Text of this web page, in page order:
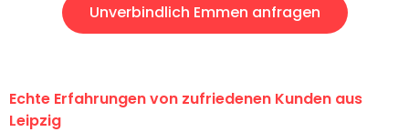
Unverbindlich Emmen anfragen
Echte Erfahrungen von zufriedenen Kunden aus
Leipzig